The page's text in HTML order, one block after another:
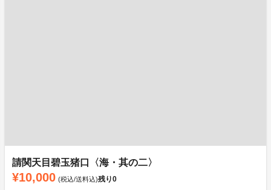
請関天目碧玉猪口〈海・其の二〉
¥10,000 (税込/送料込)残り0